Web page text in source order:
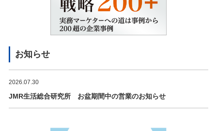
お知らせ
2026.07.30
JMR生活総合研究所 お盆期間中の営業のお知らせ